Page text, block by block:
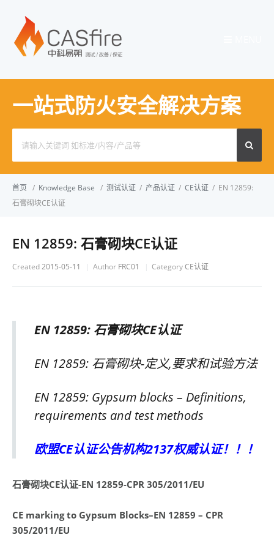
一站式防火安全解决方案
for:
首页 / Knowledge Base / 测试认证 / 产品认证 / CE认证 / EN 12859:
石膏砌块CE认证
EN 12859: 石膏砌块CE认证
Created2015-05-11 Author FRC01 CategoryCE认证
EN 12859: 石膏砌块CE认证
EN 12859: 石膏砌块-定义,要求和试验方法
EN 12859: Gypsum blocks – Definitions,
requirements and test methods
欧盟CE认证公告机构2137权威认证！！！
石膏砌块CE认证-EN 12859-CPR 305/2011/EU
CE marking to Gypsum Blocks–EN 12859 – CPR
305/2011/EU